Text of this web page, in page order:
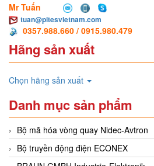
Mr Tuấn
tuan@pitesvietnam.com
0357.988.660 / 0915.980.479
Hãng sản xuất
Chọn hãng sản xuất
Danh mục sản phẩm
Bộ mã hóa vòng quay Nidec-Avtron
Bộ truyền động điện ECONEX